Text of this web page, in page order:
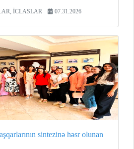
İCLASLAR 07.31.2026
sintezinə həsr olunan